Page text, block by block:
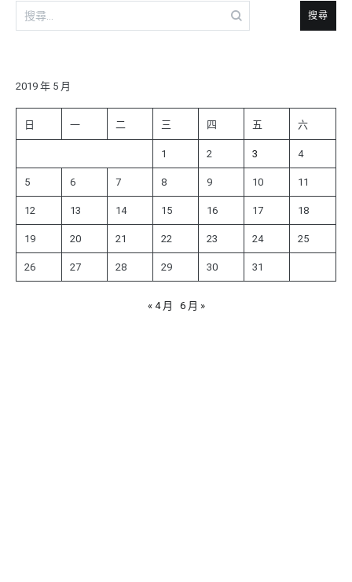
搜
尋
字:
2019 年 5 月
日 一 二 三 四 五 六
1 2 3 4
5 6 7 8 9 10 11
12 13 14 15 16 17 18
19 20 21 22 23 24 25
26 27 28 29 30 31
« 4 月 6 月 »